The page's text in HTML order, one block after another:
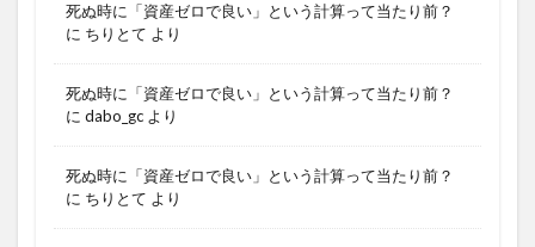
死ぬ時に「資産ゼロで良い」という計算って当たり前？
に ちりとて より
死ぬ時に「資産ゼロで良い」という計算って当たり前？
に dabo_gc より
死ぬ時に「資産ゼロで良い」という計算って当たり前？
に ちりとて より